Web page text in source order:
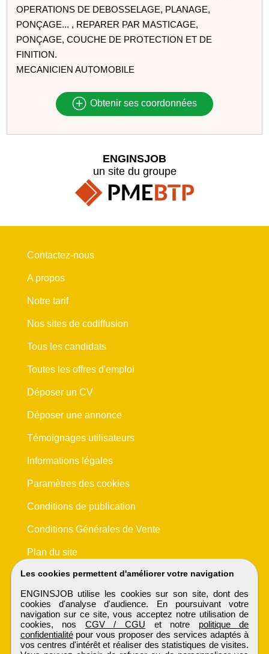
OPERATIONS DE DEBOSSELAGE, PLANAGE,
PONÇAGE... , REPARER PAR MASTICAGE,
PONÇAGE, COUCHE DE PROTECTION ET DE
FINITION.
MECANICIEN AUTOMOBILE
Obtenir ses coordonnées
Les cookies permettent d'améliorer votre navigation
ENGINSJOB utilise les cookies sur son site, dont des
cookies d'analyse d'audience. En poursuivant votre
navigation sur ce site, vous acceptez notre utilisation de
cookies, nos CGV / CGU et notre politique de
confidentialitépour vous proposer des services adaptés à
vos centres d'intérêt et réaliser des statistiques de visites.
ENGINSJOB
un site du groupe
Contactez-nous
A propos
Notre tarif
Nos sites de codiffusion
Tous les candidats
Toutes les offres d'emploi
Déposer un CV
Déposer une annonce
Témoignages utilisateurs
Informations légales
Paramètres des cookies
Conditions de publication
Conditions Générales de Vente
Plan du site